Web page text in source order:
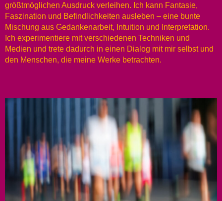
größtmöglichen Ausdruck verleihen. Ich kann Fantasie,
Faszination und Befindlichkeiten ausleben – eine bunte
Mischung aus Gedankenarbeit, Intuition und Interpretation.
Ich experimentiere mit verschiedenen Techniken und
Medien und trete dadurch in einen Dialog mit mir selbst und
den Menschen, die meine Werke betrachten.